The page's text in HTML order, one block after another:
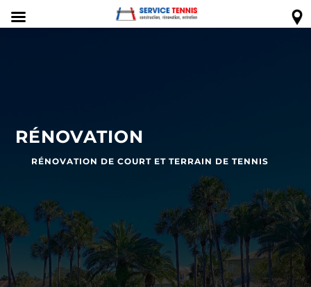
RÉNOVATION
RÉNOVATION DE COURT ET TERRAIN DE TENNIS